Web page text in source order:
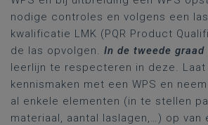
nodige controles en volgens een
kwalificatie LMK (PQR Product
de las opvolgen. In de tweede graad
leerlijn te respecteren in deze. Laat
kennismaken met een WPS en
al enkele elementen (in te stellen
materiaal, aantal laslagen,…) op van